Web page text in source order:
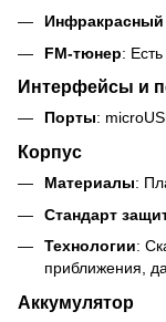
Инфракрасный
FM-тюнер: Есть
Интерфейсы и
Порты:
Корпус
Материалы:
Стандарт
Технологии:
приближения,
Аккумулятор